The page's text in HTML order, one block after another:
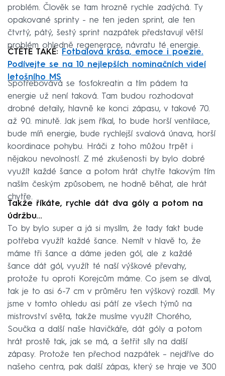
problém. Člověk se tam hrozně rychle zadýchá. Ty
opakované sprinty - ne ten jeden sprint, ale ten
čtvrtý, pátý, šestý sprint nazpátek představují větší
problém ohledně regenerace, návratu té energie.
ČTĚTE TAKÉ:
Fotbalová krása, emoce i poezie.
Podívejte se na 10 nejlepších nominačních videí
letošního MS
Spotřebovává se fosfokreatin a tím pádem ta
energie už není taková. Tam budou rozhodovat
drobné detaily, hlavně ke konci zápasu, v takové 70.
až 90. minutě. Jak jsem říkal, to bude horší ventilace,
bude míň energie, bude rychlejší svalová únava, horší
koordinace pohybu. Hráči z toho můžou trpět i
nějakou nevolností. Z mé zkušenosti by bylo dobré
využít každé šance a potom hrát chytře takovým tím
naším českým způsobem, ne hodně běhat, ale hrát
chytře.
Takže říkáte, rychle dát dva góly a potom na
údržbu…
To by bylo super a já si myslím, že tady fakt bude
potřeba využít každé šance. Nemít v hlavě to, že
máme tři šance a dáme jeden gól, ale z každé
šance dát gól, využít té naší výškové převahy,
protože tu oproti Korejcům máme. Co jsem se díval,
tak je to asi 6-7 cm v průměru ten výškový rozdíl. My
jsme v tomto ohledu asi pátí ze všech týmů na
mistrovství světa, takže musíme využít Chorého,
Součka a další naše hlavičkáře, dát góly a potom
hrát prostě tak, jak se má, a šetřit síly na další
zápasy. Protože ten přechod nazpátek – nejdříve do
našeho centra, pak další zápas, který se hraje ve 300